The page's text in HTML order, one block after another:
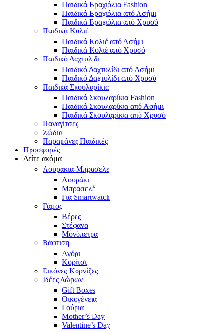
Παιδικά Βραχιόλια Fashion
Παιδικά Βραχιόλια από Ασήμι
Παιδικά Βραχιόλια από Χρυσό
Παιδικά Κολιέ
Παιδικά Κολιέ από Ασήμι
Παιδικά Κολιέ από Χρυσό
Παιδικό Δαχτυλίδι
Παιδικό Δαχτυλίδι από Ασήμι
Παιδικό Δαχτυλίδι από Χρυσό
Παιδικά Σκουλαρίκια
Παιδικά Σκουλαρίκια Fashion
Παιδικά Σκουλαρίκια από Ασήμι
Παιδικά Σκουλαρίκια από Χρυσό
Παναγίτσες
Ζώδια
Παραμάνες Παιδικές
Προσφορές
Δείτε ακόμα
Λουράκια-Μπρασελέ
Λουράκι
Μπρασελέ
Για Smartwatch
Γάμος
Βέρες
Στέφανα
Μονόπετρα
Βάφτιση
Αγόρι
Κορίτσι
Εικόνες-Κορνίζες
Ιδέες Δώρων
Gift Boxes
Οικογένεια
Γούρια
Mother’s Day
Valentine’s Day